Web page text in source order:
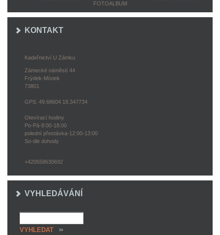
FOTOALBUM
KONTAKT
Kadeřnictví U Zámku
Zámecké náměstí 44
Frýdek-Místek
73801
GPS: 49.68604 18.347734
Otevírací hodiny
Po-Pá-8:00-18:00
polední přestávka-12:00-13:00
So-dle dohody
+420558630692
VYHLEDÁVÁNÍ